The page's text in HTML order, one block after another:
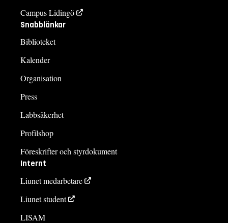
Campus Lidingö
Snabblänkar
Biblioteket
Kalender
Organisation
Press
Labbsäkerhet
Profilshop
Föreskrifter och styrdokument
Internt
Liunet medarbetare
Liunet student
LISAM